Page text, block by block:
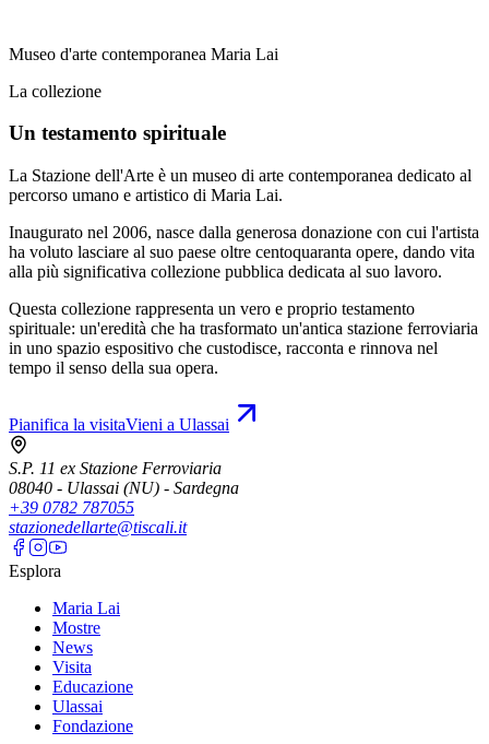
Museo d'arte contemporanea Maria Lai
La collezione
Un testamento spirituale
La Stazione dell'Arte è un museo di arte contemporanea dedicato al
percorso umano e artistico di Maria Lai.
Inaugurato nel 2006, nasce dalla generosa donazione con cui l'artista
ha voluto lasciare al suo paese oltre centoquaranta opere, dando vita
alla più significativa collezione pubblica dedicata al suo lavoro.
Questa collezione rappresenta un vero e proprio testamento
spirituale: un'eredità che ha trasformato un'antica stazione ferroviaria
in uno spazio espositivo che custodisce, racconta e rinnova nel
tempo il senso della sua opera.
Pianifica la visitaVieni a Ulassai
S.P. 11 ex Stazione Ferroviaria
08040 - Ulassai (NU) - Sardegna
+39 0782 787055
stazionedellarte@tiscali.it
Esplora
Maria Lai
Mostre
News
Visita
Educazione
Ulassai
Fondazione